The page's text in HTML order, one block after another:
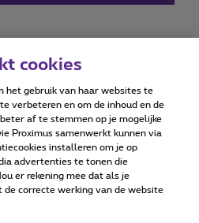
Accessibility statement
© Proximus
cookies
het gebruik van haar websites te
verbeteren en om de inhoud en de
af te stemmen op je mogelijke
Proximus samenwerkt kunnen via
installeren om je op
advertenties te tonen die
er rekening mee dat als je
de correcte werking van de website